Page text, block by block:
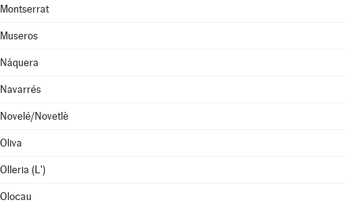
Montserrat
Museros
Náquera
Navarrés
Novelé/Novetlè
Oliva
Olleria (L')
Olocau